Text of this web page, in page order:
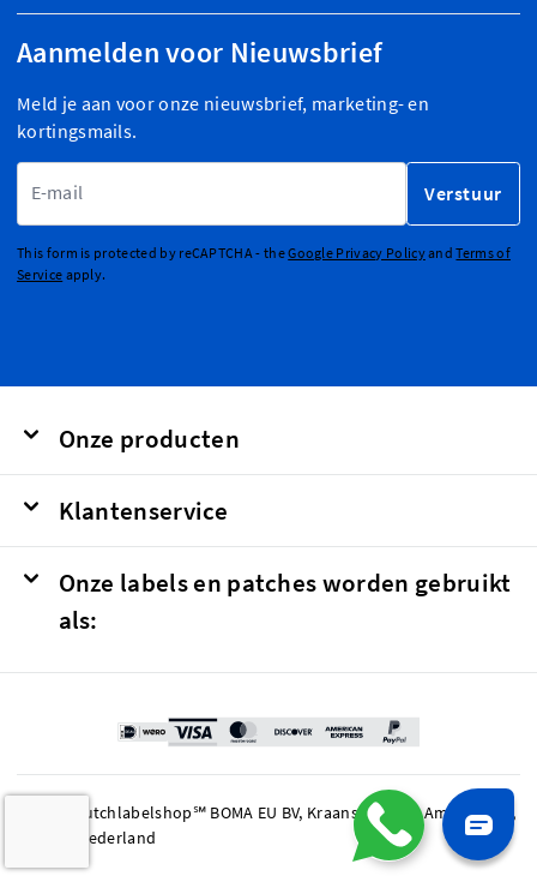
Aanmelden voor Nieuwsbrief
Meld je aan voor onze nieuwsbrief, marketing- en
kortingsmails.
Verstuur
This form is protected by reCAPTCHA - theGoogle Privacy PolicyandTerms of
Service apply.
Onze producten
Klantenservice
Onze labels en patches worden gebruikt
als:
© 2026 Dutchlabelshop℠ BOMA EU BV, Kraanspoor 50, Amsterdam,
1033 SE Nederland